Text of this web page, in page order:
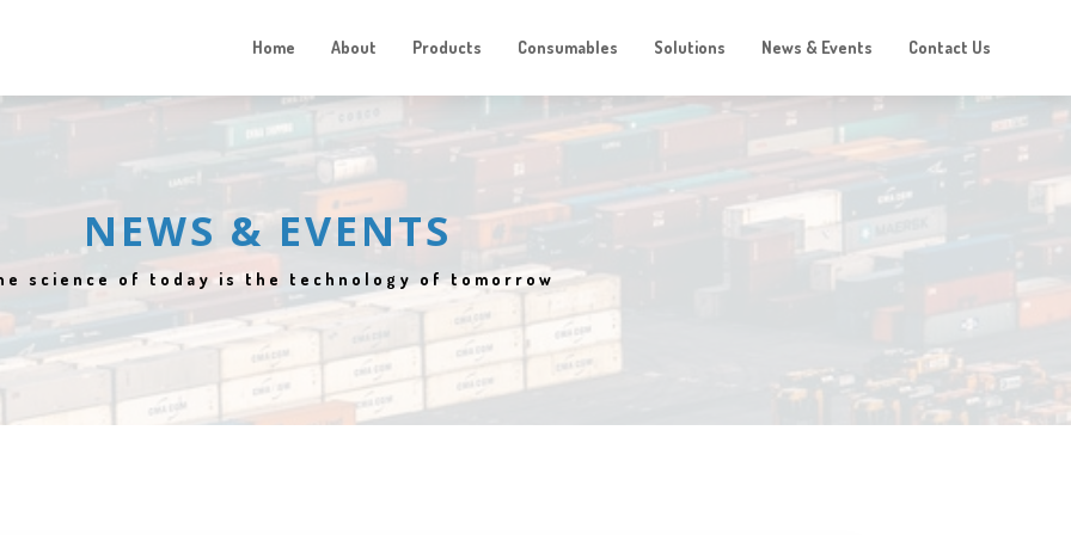
Home About Products Consumables Solutions News & Events Contact Us
NEWS & EVENTS
science of today is the technology of tomorrow